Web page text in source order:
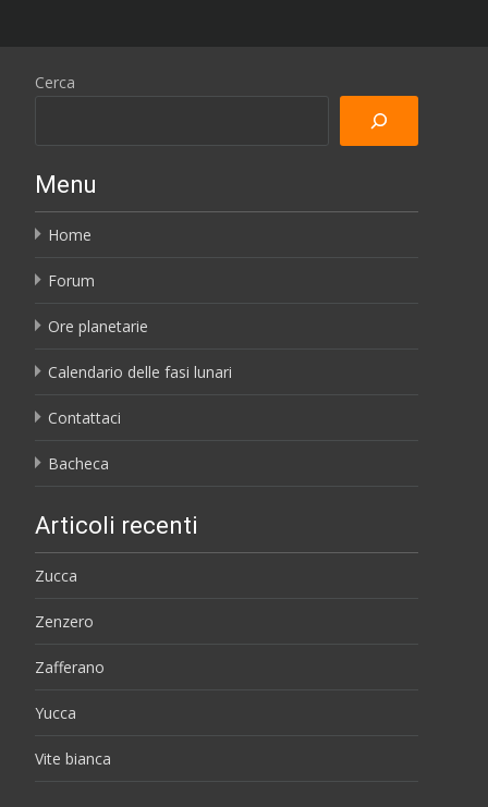
Cerca
Menu
Home
Forum
Ore planetarie
Calendario delle fasi lunari
Contattaci
Bacheca
Articoli recenti
Zucca
Zenzero
Zafferano
Yucca
Vite bianca